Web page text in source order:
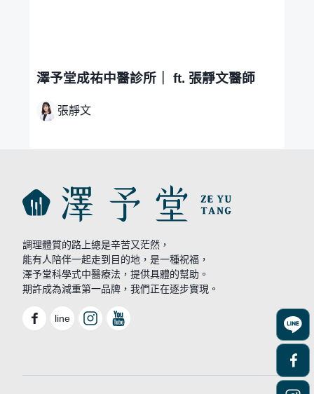
澤予堂成祐中醫診所｜ ft. 張靜文醫師
張靜文
調理體質的路上總是辛苦又茫然，
能有人陪伴一起走到目的地，是一種祝福，
澤予堂科學式中醫療法，提供具體的幫助。
期許成為減重第一品牌，我們正在逐步實現。
line